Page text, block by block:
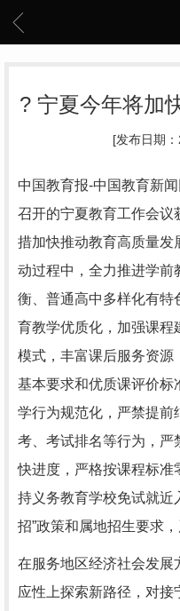
? 宁夏今年将加
[发布日期
中国教育报-中国教育新
召开的宁夏教育工作会议
措加快推动教育高质量发
动过程中，全力推进学前
衡、普通高中多样化有特
育教学优质化，加强课程
模式，丰富课后服务资源
基本要求和优质课评价标
学行为规范化，严禁提前
考、考试排名等行为，严
快进度，严格按课程标准
持义务教育学校免试就近
招”政策和属地招生要求，
在服务地区经济社会发展
应性上探索新路径，对